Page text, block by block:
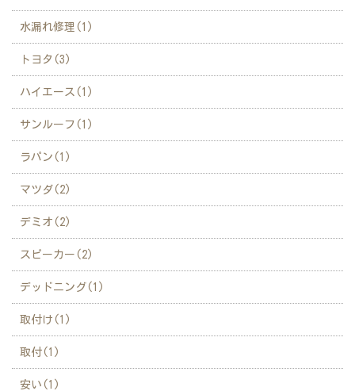
水漏れ修理(1)
トヨタ(3)
ハイエース(1)
サンルーフ(1)
ラパン(1)
マツダ(2)
デミオ(2)
スピーカー(2)
デッドニング(1)
取付け(1)
取付(1)
安い(1)